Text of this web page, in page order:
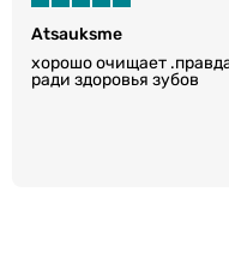
Atsauksme
хорошо очищает
ради здоровья зубов